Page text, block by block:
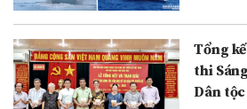
Tổng
thi
Dân